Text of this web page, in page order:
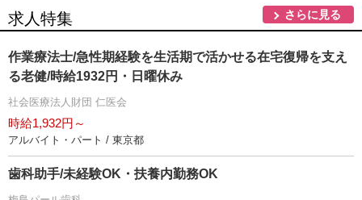
求人特集 さらに見る
作業療法士/急性期経験を生活期で活かせる在宅復帰を支え
る老健/時給1932円・日曜休み
社会医療法人財団 仁医会
時給1,932円～
アルバイト・パート / 東京都
歯科助手/未経験OK・扶養内勤務OK